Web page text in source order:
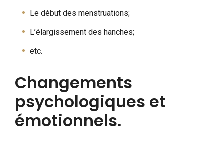
Le début des menstruations;
L’élargissement des hanches;
etc.
Changements
psychologiques et
émotionnels.